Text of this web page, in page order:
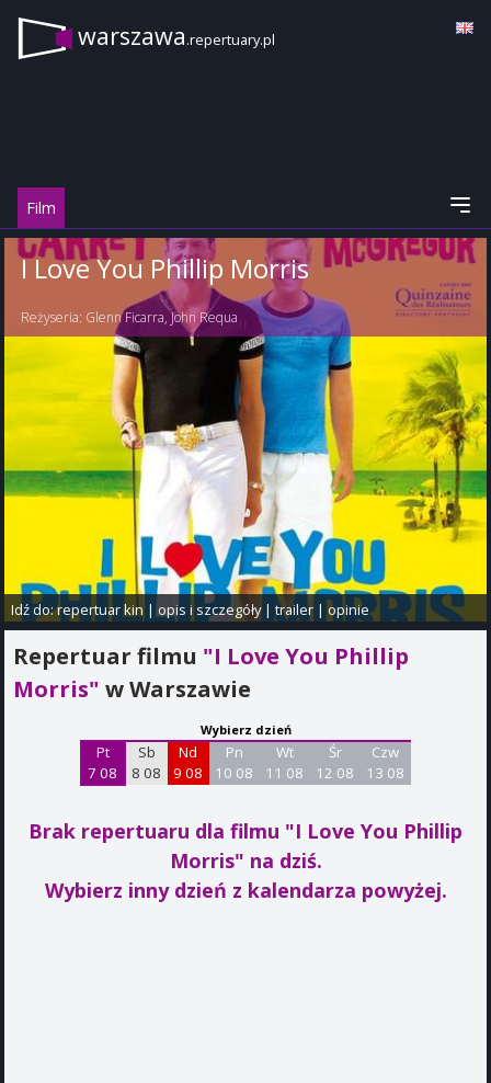
warszawa.repertuary.pl
Film
I Love You Phillip Morris
Reżyseria: Glenn Ficarra,John Requa
Idź do:repertuar kin| opis i szczegóły|trailer |opinie
Repertuar filmu "I Love You Phillip
Morris" w Warszawie
Wybierz dzień
Pt
7 08
Sb
8 08
Nd
9 08
Pn
10 08
Wt
11 08
Śr
12 08
Czw
13 08
Brak repertuaru dla filmu "I Love You Phillip
Morris" na dziś.
Wybierz inny dzień z kalendarza powyżej.